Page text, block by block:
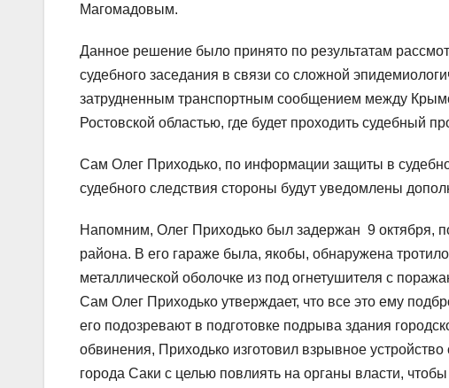
Магомадовым.
Данное решение было принято по результатам
судебного заседания в связи со сложной
затрудненным транспортным сообщением между
Ростовской областью, где будет проходить судебный
Сам Олег Приходько, по информации защиты в
судебного следствия стороны будут уведомлены
Напомним, Олег Приходько был задержан 9 октября,
района. В его гараже была, якобы, обнаружена
металлической оболочке из под огнетушителя с
Сам Олег Приходько утверждает, что все это ему
его подозревают в подготовке подрыва здания
обвинения, Приходько изготовил взрывное
города Саки с целью повлиять на органы власти,